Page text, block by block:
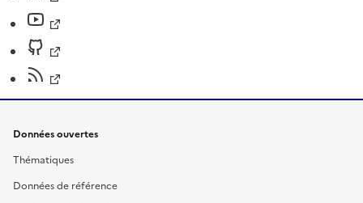
Données ouvertes
Thématiques
Données de référence